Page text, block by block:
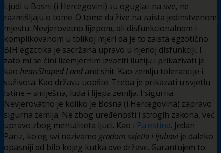
Ljudi u Bosni (i Hercegovini) su oguglali na sve, ne
razmišljaju o tome. O tome da žive na zaista jedinstvenom
mjestu. Nevjerovatno lijepom, ali disfunkcionalnom i
komplikovanom u tolikoj mjeri da je to zaista egzotično.
BIH egzotika je sadržana upravo u njenoj disfunkciji. I
zato mi se čini licemjernim izvoziti iluziju i prikazivati je
kao heartShaped Land and shit. Kao zemlju tolerancije i
suživota. Kao državu uopšte. Treba je prikazati u svjetlu
Istine – smiješna, luda i lijepa zemlja. I sigurna.
Nevjerovatno je koliko je Bosna (i Hercegovina) zapravo
sigurna zemlja. Ne zbog uređenosti i strogih zakona, već
upravo zbog mentaliteta ljudi. Kao i Palestina. Jedan
Pariz, kojeg svi nazivamo gradom svjetla i ljubavi je daleko
opasniji od bilo kojeg kutka ove države. Garantujem to.